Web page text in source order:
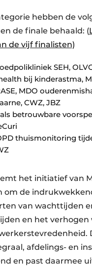
hebben de
de finale behaald: (
de vijf finalisten)
SEH,
bij kinderastma,
MDO
CWZ, JBZ
betrouwbare
thuismonitoring
het initiatief van
om de
van wachttijden
en het verhogen
afdelings- en
en past daarmee